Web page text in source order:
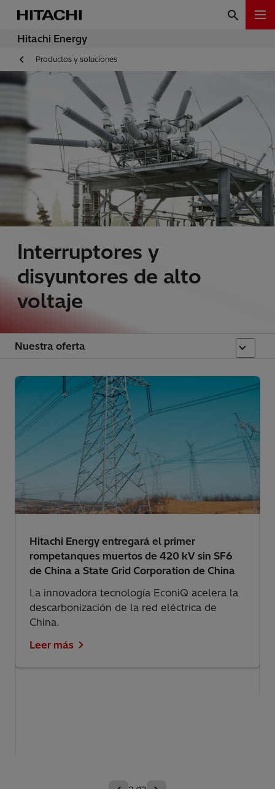
Hitachi Energy
Productos y soluciones
Interruptores y
disyuntores de alto
voltaje
Nuestra oferta
Hitachi Energy entregará el primer
rompetanques muertos de 420 kV sin SF6
de China a State Grid Corporation de China
La innovadora tecnología EconiQ acelera la
descarbonización de la red eléctrica de
China.
Leer más